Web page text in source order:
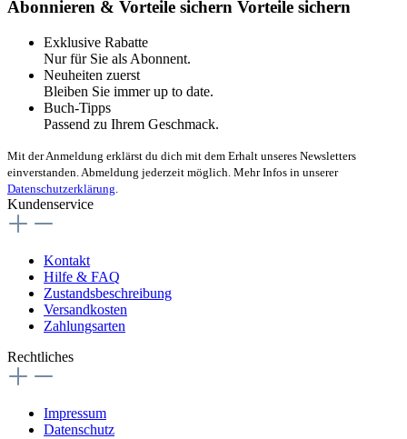
Abonnieren & Vorteile sichern Vorteile sichern
Exklusive Rabatte
Nur für Sie als Abonnent.
Neuheiten zuerst
Bleiben Sie immer up to date.
Buch-Tipps
Passend zu Ihrem Geschmack.
Mit der Anmeldung erklärst du dich mit dem Erhalt unseres Newsletters
einverstanden. Abmeldung jederzeit möglich. Mehr Infos in unserer
Datenschutzerklärung
Kundenservice
Kontakt
Hilfe & FAQ
Zustandsbeschreibung
Versandkosten
Zahlungsarten
Rechtliches
Impressum
Datenschutz